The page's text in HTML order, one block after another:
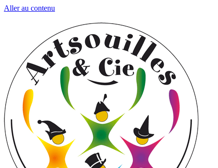
Aller au contenu